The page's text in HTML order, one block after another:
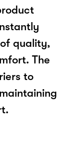
quality,
The
to